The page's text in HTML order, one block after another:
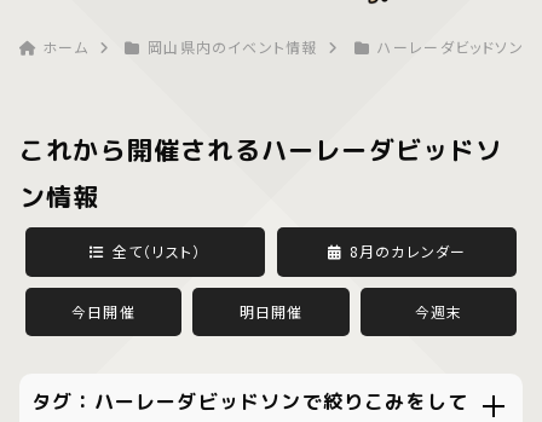
ホーム 岡山県内のイベント情報 ハーレーダビッドソン
これから開催されるハーレーダビッドソ
ン情報
全て（リスト） 8月のカレンダー
今日開催 明日開催 今週末
タグ：ハーレーダビッドソンで絞りこみをして